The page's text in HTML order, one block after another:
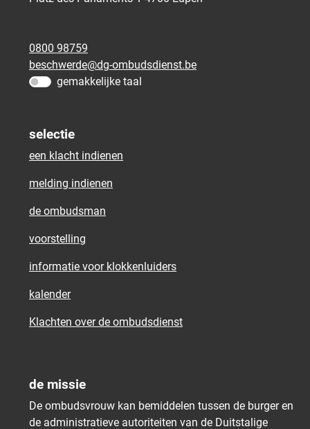
0800 98759
beschwerde@dg-ombudsdienst.be
gemakkelijke taal
selectie
een klacht indienen
melding indienen
de ombudsman
voorstelling
informatie voor klokkenluiders
kalender
Klachten over de ombudsdienst
de missie
De ombudsvrouw kan bemiddelen tussen de burger en
de administratieve autoriteiten van de Duitstalige